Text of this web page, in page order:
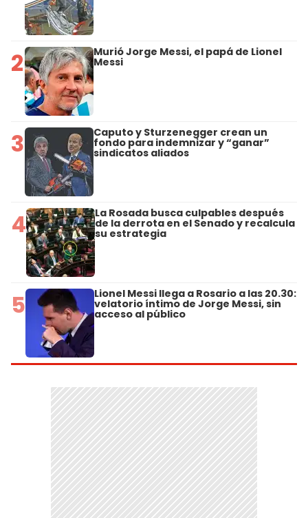
2 Murió Jorge Messi, el papá de Lionel
Messi
3 Caputo y Sturzenegger crean un
fondo para indemnizar y “ganar”
sindicatos aliados
4 La Rosada busca culpables después
de la derrota en el Senado y recalcula
su estrategia
5 Lionel Messi llega a Rosario a las 20.30:
velatorio íntimo de Jorge Messi, sin
acceso al público